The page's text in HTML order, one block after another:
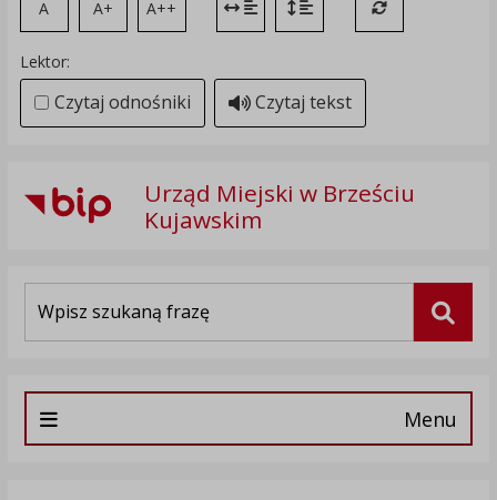
A
A+ A++ Zmień odstęp między literami
Zmień interlinię i margines
Przywróć
Lektor:
Czytaj odnośniki Czytaj tekst
Urząd Miejski w Brześciu
Kujawskim
Menu